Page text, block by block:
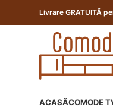
Livrare GRATUITĂ
ACASĂCOMODE